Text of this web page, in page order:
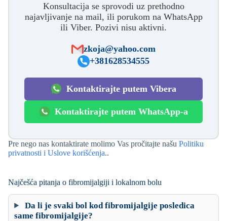
Konsultacija se sprovodi uz prethodno
najavljivanje na mail, ili porukom na WhatsApp
ili Viber. Pozivi nisu aktivni.
zkoja@yahoo.com
+381628534555
Kontaktirajte putem Vibera
Kontaktirajte putem WhatsApp-a
Pre nego nas kontaktirate molimo Vas pročitajte našu Politiku
privatnosti i Uslove korišćenja..
Najčešća pitanja o fibromijalgiji i lokalnom bolu
Da li je svaki bol kod fibromijalgije posledica
same fibromijalgije?